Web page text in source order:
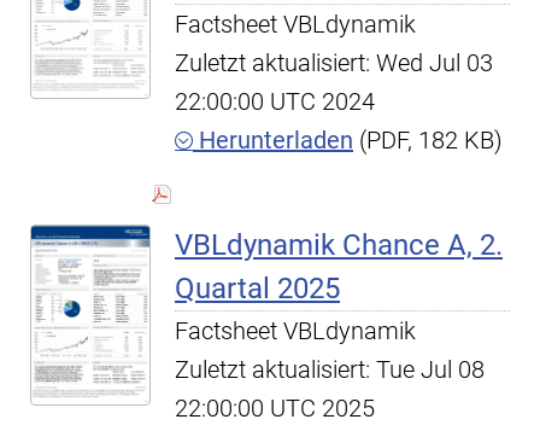
Factsheet VBLdynamik
Zuletzt aktualisiert: Wed Jul 03
22:00:00 UTC 2024
Herunterladen (PDF, 182 KB)
VBLdynamik Chance A, 2.
Quartal 2025
Factsheet VBLdynamik
Zuletzt aktualisiert: Tue Jul 08
22:00:00 UTC 2025